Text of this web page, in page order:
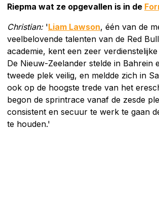
Riepma wat ze opgevallen is in de
Christian:'Liam Lawson, één van de
veelbelovende talenten van de Red
academie, kent een zeer
De Nieuw-Zeelander stelde in Bahrein
tweede plek veilig, en meldde zich in
ook op de hoogste trede van het
begon de sprintrace vanaf de zesde
consistent en secuur te werk te gaan
te houden.'